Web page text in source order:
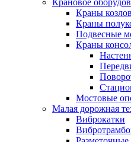
Крановое
Краны
Краны
Подвесные
Краны
Мостовые
Малая дорожная
Виброкатки